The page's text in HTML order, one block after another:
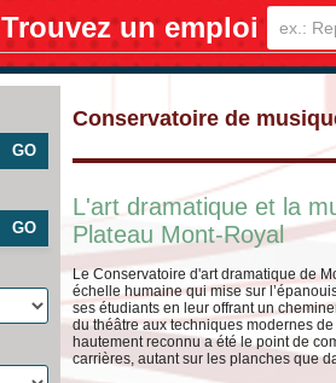
Trouvez un emploi
Conservatoire de
L'art dramatique et la
Plateau Mont-Royal
Le Conservatoire d'art dramatique de
échelle humaine qui mise sur
ses étudiants en leur offrant un
du théâtre aux techniques modernes
hautement reconnu a été le point de
carrières, autant sur les planches que